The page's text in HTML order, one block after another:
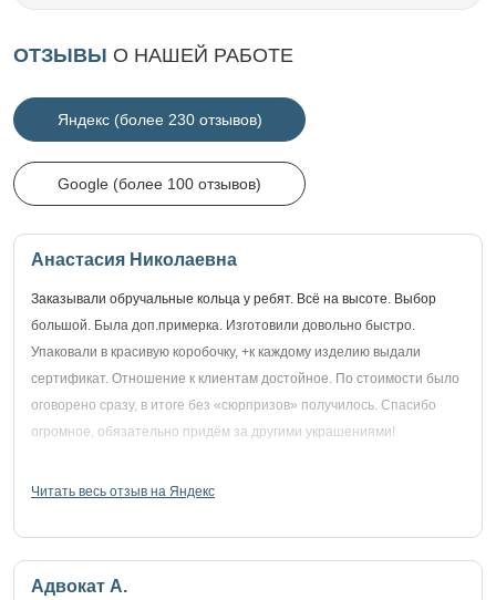
ОТЗЫВЫ О НАШЕЙ РАБОТЕ
Яндекс (более 230 отзывов)
Google (более 100 отзывов)
Анастасия Николаевна
Заказывали обручальные кольца у ребят. Всё на высоте. Выбор
большой. Была доп.примерка. Изготовили довольно быстро.
Упаковали в красивую коробочку, +к каждому изделию выдали
сертификат. Отношение к клиентам достойное. По стоимости было
оговорено сразу, в итоге без «сюрпризов» получилось. Спасибо
огромное, обязательно придём за другими украшениями!
Читать весь отзыв на Яндекс
Адвокат А.